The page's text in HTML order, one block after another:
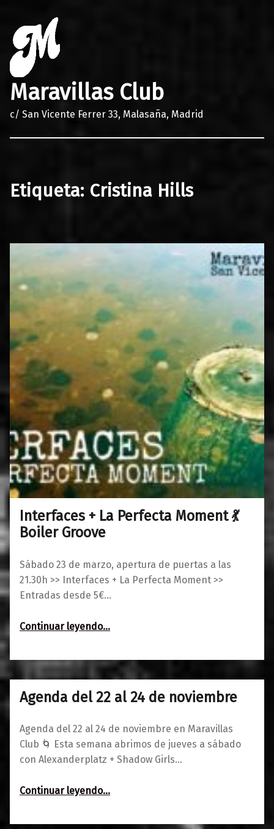
Maravillas Club
c/ San Vicente Ferrer 33, Malasaña, Madrid
Etiqueta: Cristina Hills
Interfaces + La Perfecta Moment 💃
Boiler Groove
Sábado 23 de marzo, apertura de puertas a las
21.30h >> Interfaces + La Perfecta Moment >>
Entradas desde 5€…
Continuar leyendo“Interfaces + La Perfecta Moment 💃 Boiler Groove”
…
12/03/2019
0Maravillas
Agenda del 22 al 24 de noviembre
Agenda del 22 al 24 de noviembre en Maravillas
Club 🌀 Esta semana abrimos de jueves a sábado
con Alexanderplatz + Shadow Girls…
Continuar leyendo“Agenda del 22 al 24 de noviembre”
…
20/11/20180
Maravillas